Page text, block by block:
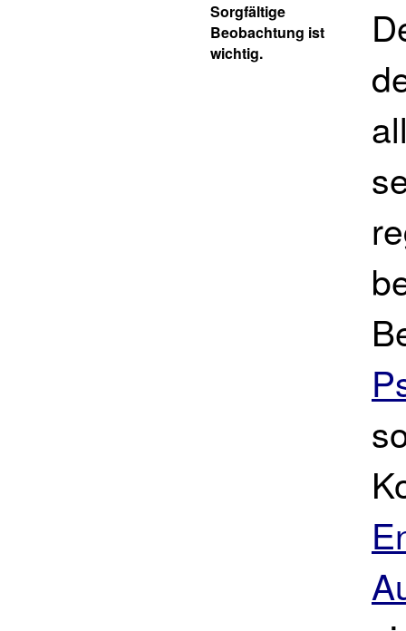
Sorgfältige
Beobachtung ist
wichtig.